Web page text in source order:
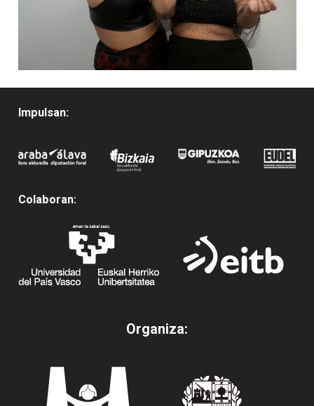
Impulsan:
Colaboran:
Organiza: